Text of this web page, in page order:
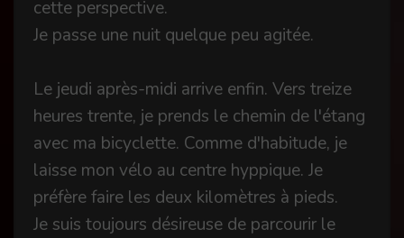
cette perspective.
Je passe une nuit quelque peu agitée.
Le jeudi après-midi arrive enfin. Vers treize
heures trente, je prends le chemin de l'étang
avec ma bicyclette. Comme d'habitude, je
laisse mon vélo au centre hyppique. Je
préfère faire les deux kilomètres à pieds.
Je suis toujours désireuse de parcourir le